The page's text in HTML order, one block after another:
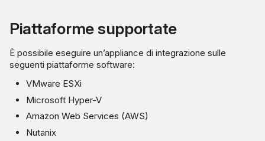
CPU AMD
Solo Sophos NDR
Solo integrazioni agente di
Piattaforme supportate
È possibile eseguire un’appliance di integrazione sulle
seguenti piattaforme software:
VMware ESXi
Microsoft Hyper-V
Amazon Web Services (AWS)
Nutanix